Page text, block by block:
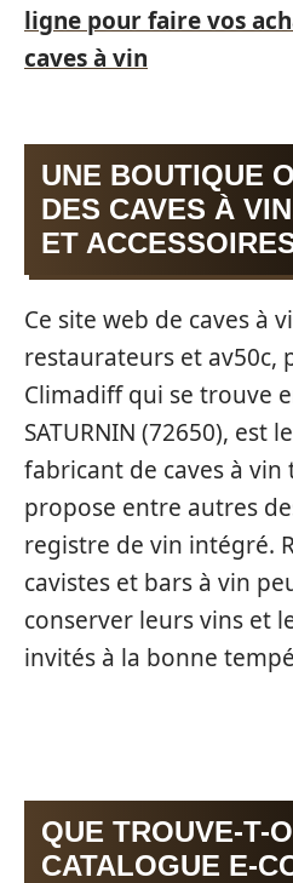
ligne pour faire vos
caves à vin
UNE BOUTIQUE
DES CAVES À
ET
Ce site web de caves à
restaurateurs et av50c,
Climadiff qui se trouve
SATURNIN (72650), est
fabricant de caves à
propose entre autres
registre de vin intégré.
cavistes et bars à vin
conserver leurs vins et
invités à la bonne
QUE TROUVE-T-
CATALOGUE E-